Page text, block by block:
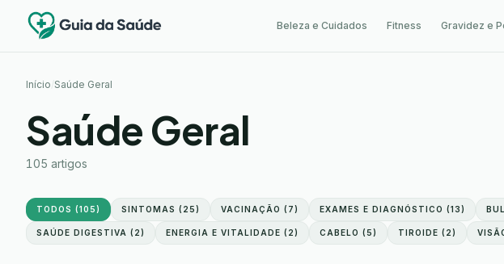
Beleza e Cuidados Fitness Gravidez e
Início Saúde Geral
Saúde Geral
105 artigos
TODOS (105) SINTOMAS ( 25) VACINAÇÃO ( 7) EXAMES E DIAGNÓSTICO (13)
SAÚDE DIGESTIVA ( 2) ENERGIA E VITALIDADE ( 2) CABELO ( 5) TIROIDE ( 2)